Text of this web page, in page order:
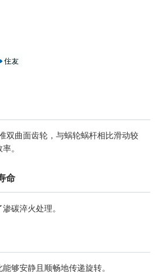
双曲面齿轮，与蜗轮蜗杆相比滑动较
。
命
碳淬火处理。
够安静且顺畅地传递旋转。